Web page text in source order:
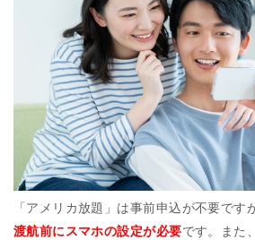
「アメリカ放題」は事前申込が不要です
渡航前にスマホの設定が必要です。また